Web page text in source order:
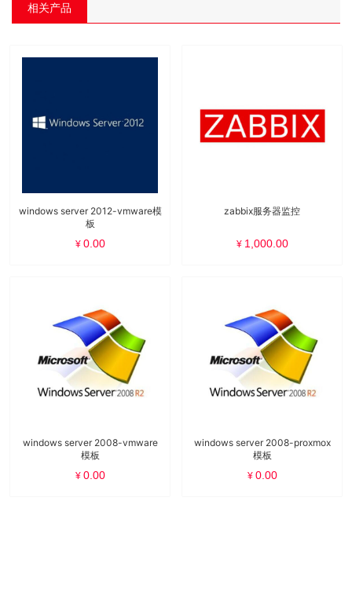
相关产品
windows server 2012-vmware模
板
¥ 0.00
zabbix服务器监控
¥ 1,000.00
windows server 2008-vmware
模板
¥ 0.00
windows server 2008-proxmox
模板
¥ 0.00